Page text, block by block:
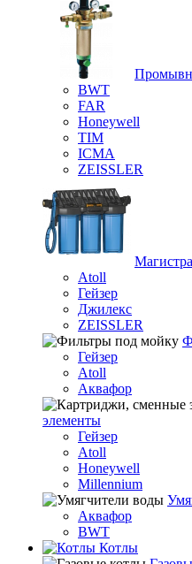
BWT
FAR
Honeywell
TIM
ICMA
ZEISSLER
Atoll
Гейзер
Джилекс
ZEISSLER
Гейзер
Atoll
Аквафор
элементы
Гейзер
Atoll
Honeywell
Millennium
Аквафор
BWT
Котлы